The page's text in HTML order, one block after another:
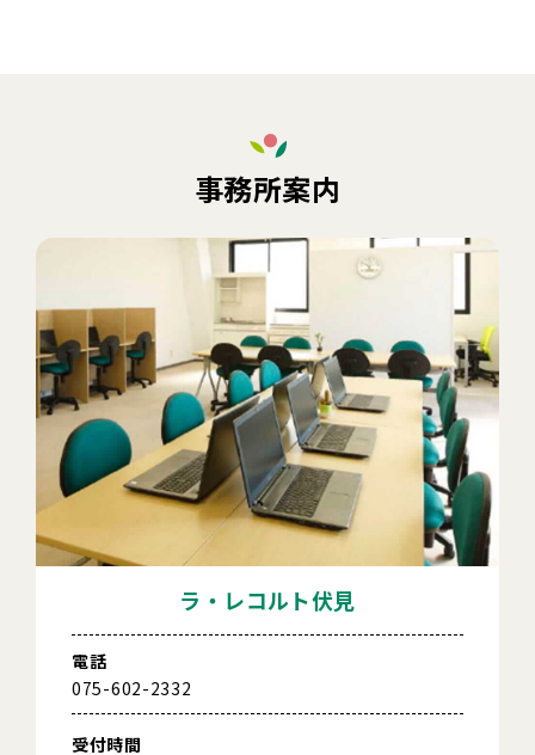
事務所案内
ラ・レコルト伏見
電話
075-602-2332
受付時間